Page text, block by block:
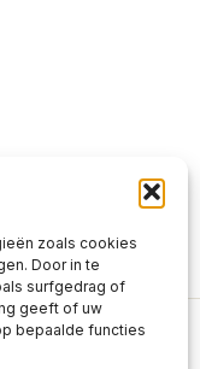
zoals cookies
Door in te
surfgedrag of
geeft of uw
bepaalde functies